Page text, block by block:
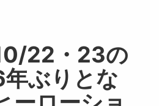
22・23の
ぶりとな